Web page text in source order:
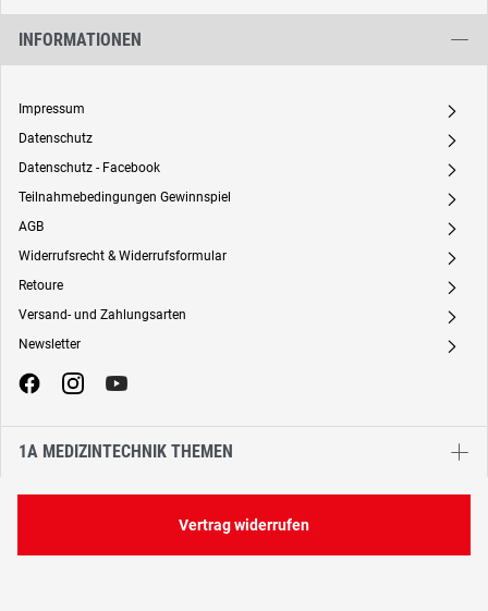
INFORMATIONEN
Impressum A
Datenschutz A
Datenschutz - Facebook A
Teilnahmebedingungen Gewinnspiel A
AGB A
Widerrufsrecht & Widerrufsformular A
Retoure A
Versand- und Zahlungsarten A
Newsletter A
1A MEDIZINTECHNIK THEMEN
Vertrag widerrufen